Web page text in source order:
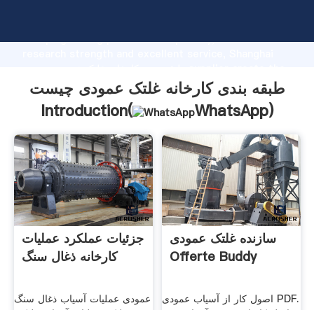
Grasping strong production capability, advanced
value and bring values to all of customers.
طبقه بندی کارخانه غلتک عمودی چیست
Introduction(
WhatsApp)
جزئیات عملکرد عملیات
کارخانه ذغال سنگ
عمودی عملیات آسیاب ذغال سنگ
سازنده غلتک عمودی
Offerte Buddy
اصول کار از آسیاب عمودی PDF.